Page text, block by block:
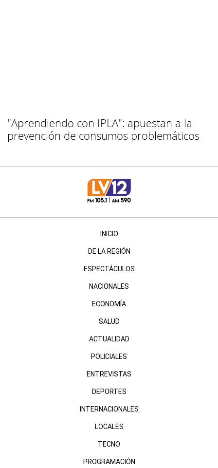
"Aprendiendo con IPLA": apuestan a la
prevención de consumos problemáticos
INICIO
DE LA REGIÓN
ESPECTÁCULOS
NACIONALES
ECONOMÍA
SALUD
ACTUALIDAD
POLICIALES
ENTREVISTAS
DEPORTES
INTERNACIONALES
LOCALES
TECNO
PROGRAMACIÓN